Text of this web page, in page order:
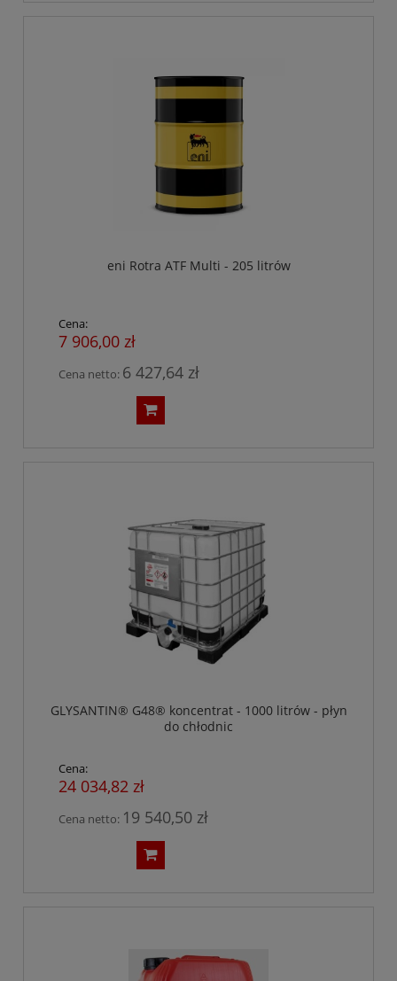
eni Rotra ATF Multi - 205 litrów
Cena:
7 906,00 zł
Cena netto: 6 427,64 zł
GLYSANTIN® G48® koncentrat - 1000 litrów - płyn
do chłodnic
Cena:
24 034,82 zł
Cena netto: 19 540,50 zł